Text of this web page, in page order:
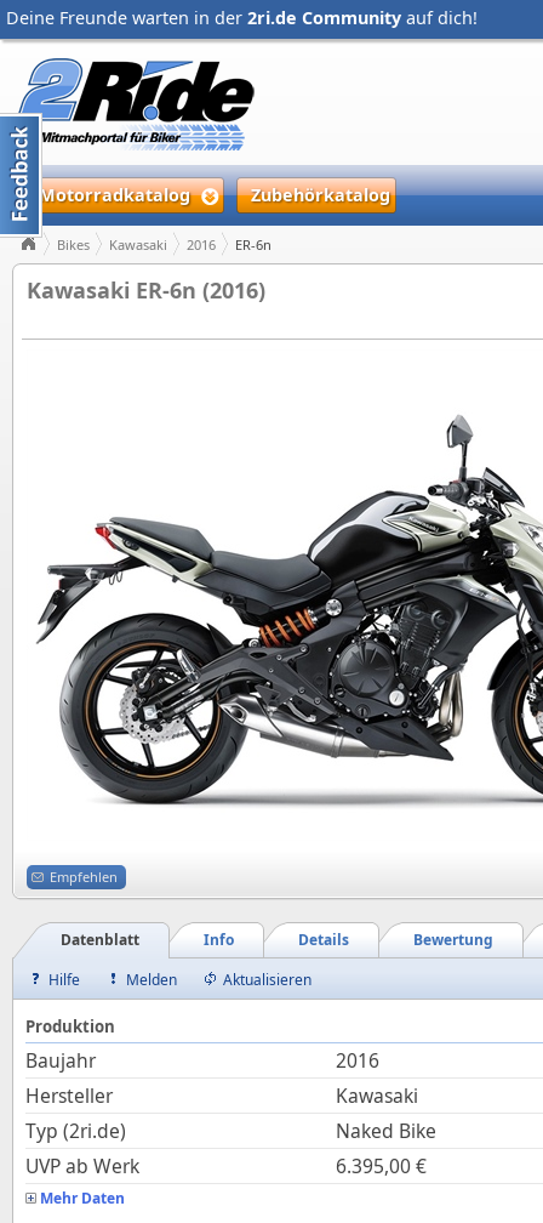
Deine Freunde warten in der 2ri.de Community auf dich!
Motorradkatalog Zubehörkatalog
Bikes Kawasaki 2016 ER-6n
Kawasaki ER-6n (2016)
Empfehlen
Bewertung
Details
Info
Datenblatt
Hilfe
Melden Aktualisieren
Produktion
Baujahr
2016
Hersteller
Kawasaki
Typ (2ri.de)
Naked Bike
UVP ab Werk
6.395,00€
Mehr Daten